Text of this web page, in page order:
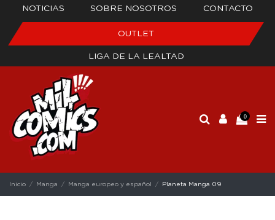
NOTICIAS SOBRE NOSOTROS CONTACTO
OUTLET
LIGA DE LA LEALTAD
0
Inicio Manga Manga europeo y español Planeta Manga 09